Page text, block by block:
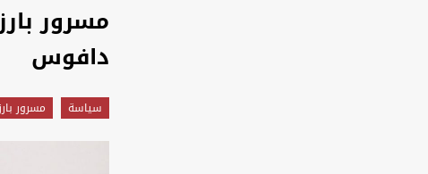
مسرور
دافوس
سیاسة مسرور